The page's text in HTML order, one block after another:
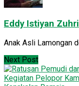
Eddy Istiyan Zuhri
Anak Asli Lamongan
Next Post